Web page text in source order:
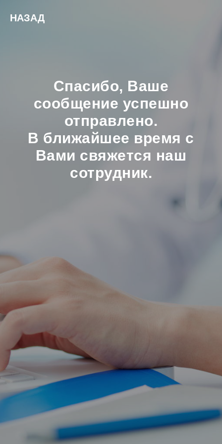
НАЗАД
Спасибо, Ваше
сообщение успешно
отправлено.
В ближайшее время с
Вами свяжется наш
сотрудник.